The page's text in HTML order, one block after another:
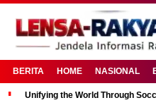
BERITA HOME NASIONAL
Unifying the World Through